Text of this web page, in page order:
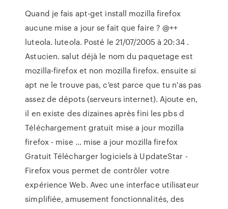
Quand je fais apt-get install mozilla firefox
aucune mise a jour se fait que faire ? @++
luteola. luteola. Posté le 21/07/2005 à 20:34 .
Astucien. salut déjà le nom du paquetage est
mozilla-firefox et non mozilla firefox. ensuite si
apt ne le trouve pas, c'est parce que tu n'as pas
assez de dépots (serveurs internet). Ajoute en,
il en existe des dizaines après fini les pbs d
Téléchargement gratuit mise a jour mozilla
firefox - mise ... mise a jour mozilla firefox
Gratuit Télécharger logiciels à UpdateStar -
Firefox vous permet de contrôler votre
expérience Web. Avec une interface utilisateur
simplifiée, amusement fonctionnalités, des